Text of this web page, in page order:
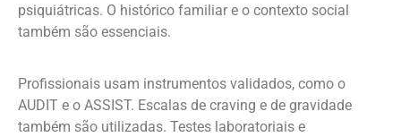
psiquiátricas. O histórico familiar e o contexto social
também são essenciais.
Profissionais usam instrumentos validados, como o
AUDIT e o ASSIST. Escalas de craving e de gravidade
também são utilizadas. Testes laboratoriais e